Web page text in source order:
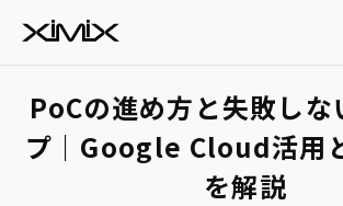
PoCの進め方と失敗しな
プ｜Google Cloud活用
を解説